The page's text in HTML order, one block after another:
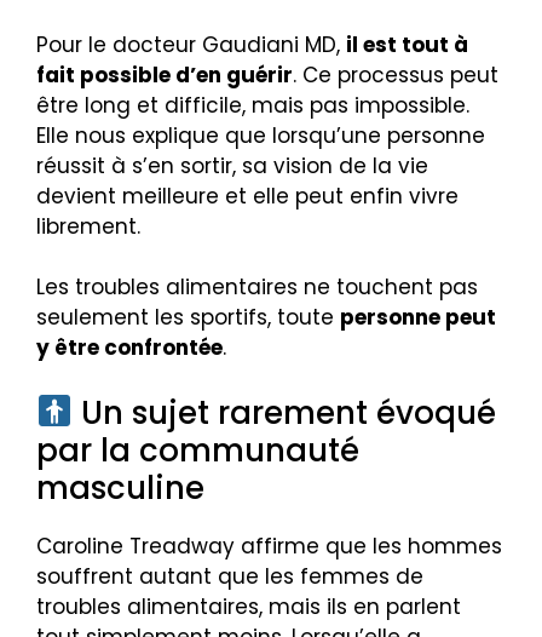
Pour le docteur Gaudiani MD, il est tout à
fait possible d’en guérir. Ce processus peut
être long et difficile, mais pas impossible.
Elle nous explique que lorsqu’une personne
réussit à s’en sortir, sa vision de la vie
devient meilleure et elle peut enfin vivre
librement.
Les troubles alimentaires ne touchent pas
seulement les sportifs, toute personne peut
y être confrontée.
Un sujet rarement évoqué
par la communauté
masculine
Caroline Treadway affirme que les hommes
souffrent autant que les femmes de
troubles alimentaires, mais ils en parlent